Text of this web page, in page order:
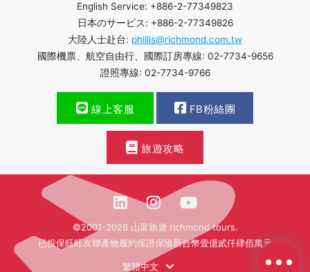
English Service: +886-2-77349823
日本のサービス: +886-2-77349826
大陸人士赴台: phillis@richmond.com.tw
國際機票、航空自由行、國際訂房專線: 02-7734-9656
證照專線: 02-7734-9766
線上客服 FB粉絲團
旅遊攻略
©2001-2026 山富旅遊 richmond tours.
已投保旺旺友聯產物履約保證保險新台幣壹億貳仟肆佰萬元
繁體中文